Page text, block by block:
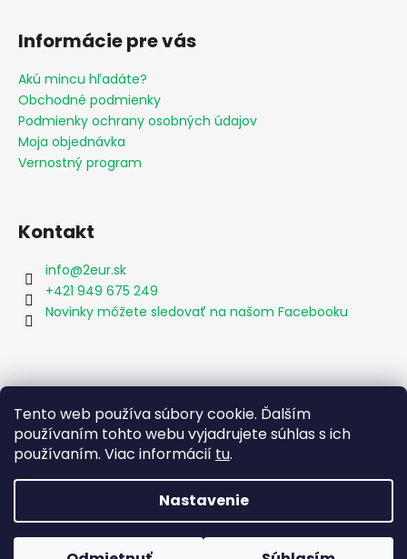
Tento web používa súbory cookie. Ďalším
používaním tohto webu vyjadrujete súhlas s ich
používaním. Viac informácií tu.
Nastavenie
Informácie pre vás
Akú mincu hľadáte?
Obchodné podmienky
Podmienky ochrany osobných údajov
Moja objednávka
Vernostný program
Kontakt
info@2eur.sk
+421 949 675 249
Novinky môžete sledovať na našom Facebooku
Vytvoril Shoptet